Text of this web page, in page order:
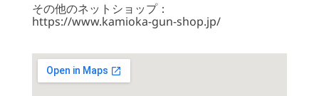
その他のネットショップ：
https://www.kamioka-gun-shop.jp/